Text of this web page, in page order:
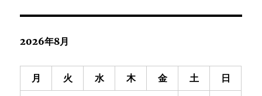
2026年8月
月 火 水 木 金 土 日